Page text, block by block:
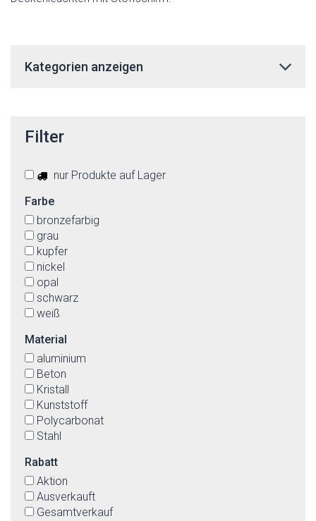
Kategorien anzeigen
Filter
nur Produkte auf Lager
Farbe
bronzefarbig
grau
kupfer
nickel
opal
schwarz
weiß
Material
aluminium
Beton
Kristall
Kunststoff
Polycarbonat
Stahl
Rabatt
Aktion
Ausverkauft
Gesamtverkauf